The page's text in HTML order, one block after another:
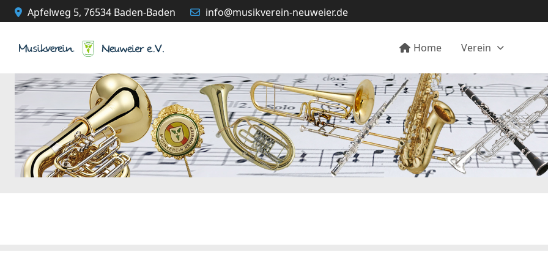
Apfelweg 5, 76534 Baden-Baden info@musikverein-neuweier.de
Home Verein